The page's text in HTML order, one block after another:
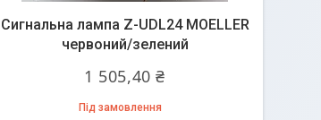
Сигнальна лампа Z-UDL24 MOELLER
червоний/зелений
1 505,40 ₴
Під замовлення